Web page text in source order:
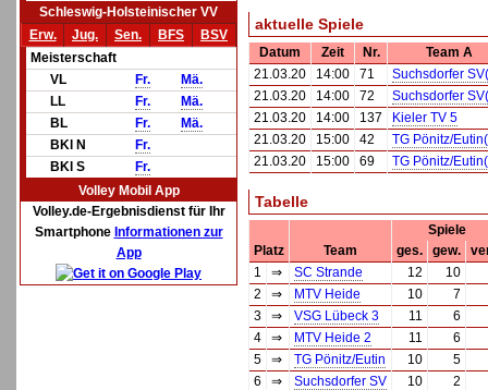
Schleswig-Holsteinischer VV
Erw.
Jug. Sen. BFS
BSV
Meisterschaft
VL
Fr.
Mä.
LL
Fr.
Mä.
BL
Fr.
Mä.
BKl N
Fr.
BKl S
Fr.
Volley Mobil App
Volley.de-Ergebnisdienst für Ihr
Smartphone Informationen zur
App
aktuelle Spiele
Datum Zeit Nr.
Team A
21.03.20
14:00 71
Suchsdorfer
21.03.20
14:00 72
Suchsdorfer
21.03.20
14:00 137
Kieler TV 5
21.03.20
15:00 42
TG Pönitz/
21.03.20
15:00 69 TG Pönitz/
Tabelle
Spiele
Platz
Team ges. gew.
1
⇒ SC Strande 12
10
2
⇒ MTV Heide 10
7
3
⇒ VSG Lübeck 3 11
6
4
⇒ MTV Heide 2 11
6
5
⇒ TG Pönitz/Eutin 10
5
6
⇒ Suchsdorfer SV 10
2